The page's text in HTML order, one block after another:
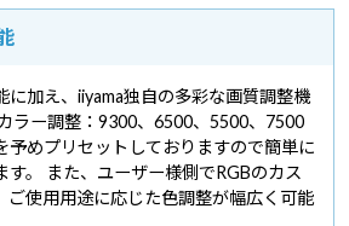
に加え、iiyama独自の多彩な画質調整機
ラー調整：9300、6500、5500、7500
予めプリセットしておりますので簡単に
す。 また、ユーザー様側でRGBのカス
ご使用用途に応じた色調整が幅広く可能